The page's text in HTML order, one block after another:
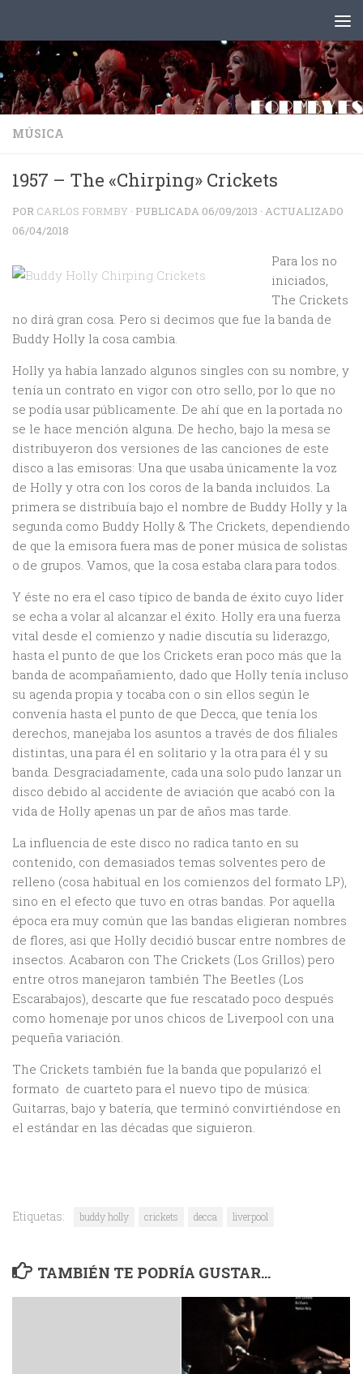
MÚSICA
1957 – The «Chirping» Crickets
POR CARLOS FORMBY · PUBLICADA 06/09/2013 · ACTUALIZADO
06/04/2018
Para los no
iniciados,
The Crickets
no dirá gran cosa. Pero si decimos que fue la banda de
Buddy Holly la cosa cambia.
Holly ya había lanzado algunos singles con su nombre, y
tenía un contrato en vigor con otro sello, por lo que no
se podía usar públicamente. De ahí que en la portada no
se le hace mención alguna. De hecho, bajo la mesa se
distribuyeron dos versiones de las canciones de este
disco a las emisoras: Una que usaba únicamente la voz
de Holly y otra con los coros de la banda incluidos. La
primera se distribuía bajo el nombre de Buddy Holly y la
segunda como Buddy Holly & The Crickets, dependiendo
de que la emisora fuera mas de poner música de solistas
o de grupos. Vamos, que la cosa estaba clara para todos.
Y éste no era el caso típico de banda de éxito cuyo líder
se echa a volar al alcanzar el éxito. Holly era una fuerza
vital desde el comienzo y nadie discutía su liderazgo,
hasta el punto de que los Crickets eran poco más que la
banda de acompañamiento, dado que Holly tenía incluso
su agenda propia y tocaba con o sin ellos según le
convenía hasta el punto de que Decca, que tenía los
derechos, manejaba los asuntos a través de dos filiales
distintas, una para él en solitario y la otra para él y su
banda. Desgraciadamente, cada una solo pudo lanzar un
disco debido al accidente de aviación que acabó con la
vida de Holly apenas un par de años mas tarde.
La influencia de este disco no radica tanto en su
contenido, con demasiados temas solventes pero de
relleno (cosa habitual en los comienzos del formato LP),
sino en el efecto que tuvo en otras bandas. Por aquella
época era muy común que las bandas eligieran nombres
de flores, asi que Holly decidió buscar entre nombres de
insectos. Acabaron con The Crickets (Los Grillos) pero
entre otros manejaron también The Beetles (Los
Escarabajos), descarte que fue rescatado poco después
como homenaje por unos chicos de Liverpool con una
pequeña variación.
The Crickets también fue la banda que popularizó el
formato de cuarteto para el nuevo tipo de música:
Guitarras, bajo y batería, que terminó convirtiéndose en
el estándar en las décadas que siguieron.
Etiquetas: buddy holly crickets decca liverpool
TAMBIÉN TE PODRÍA GUSTAR...